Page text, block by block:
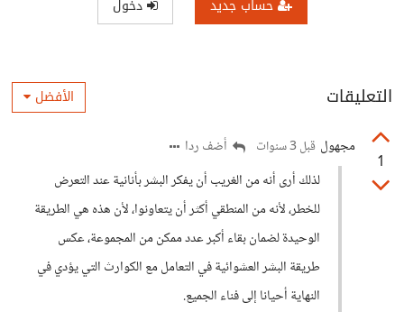
حساب جديد دخول
التعليقات الأفضل
1
مجهول قبل 3 سنوات
أضف ردا
لذلك أرى أنه من الغريب أن يفكر البشر بأنانية عند التعرض
للخطر، لأنه من المنطقي أكثر أن يتعاونوا، لأن هذه هي الطريقة
الوحيدة لضمان بقاء أكبر عدد ممكن من المجموعة، عكس
طريقة البشر العشوائية في التعامل مع الكوارث التي يؤدي في
النهاية أحيانا إلى فناء الجميع.